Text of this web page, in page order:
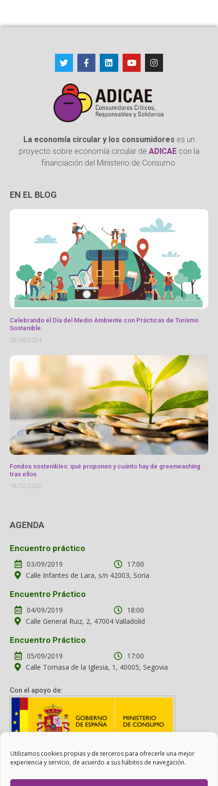
Utilizamos cookies propias y de terceros para ofrecerle una mejor
experiencia y servicio, de acuerdo a sus hábitos de navegación.
La economía circular y los consumidores es un
proyecto sobre economía circular de ADICAEcon la
financiación del Ministerio de Consumo.
EN EL BLOG
Celebrando el Día del Medio Ambiente con Prácticas de Turismo
Sostenible
05/06/2024
Fondos sostenibles: qué proponen y cuánto hay de greenwashing
tras ellos
18/12/2022
AGENDA
Encuentro práctico
03/09/2019
17:00
Calle Infantes de Lara, s/n 42003, Soria
Encuentro Práctico
04/09/2019
18:00
Calle General Ruiz, 2, 47004 Valladolid
Encuentro Práctico
05/09/2019
17:00
Calle Tomasa de la Iglesia, 1, 40005, Segovia
Con el apoyo de:
Con el apoyo del Ministerio de Consumo. Su contenido es
responsabilidad exclusiva de la asociación.